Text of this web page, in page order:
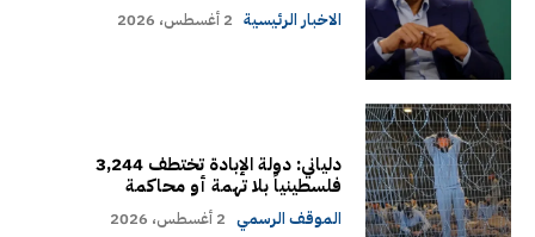
الاخبار الرئيسية 2 أغسطس، 2026
دلياني: دولة الإبادة تختطف 3,244
فلسطينياً بلا تهمة أو محاكمة
الموقف الرسمي 2 أغسطس، 2026